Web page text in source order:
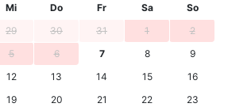
Mi Do Fr Sa
So
29 30 31 1
2
5 6 7 8
9
12 13 14 15
16
19 20 21 22
23